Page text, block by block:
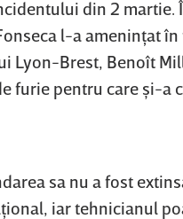
din 2 martie.
l-a ameninţat
Lyon-Brest, Benoît
furie pentru care şi-a
sa nu a fost
iar tehnicianul